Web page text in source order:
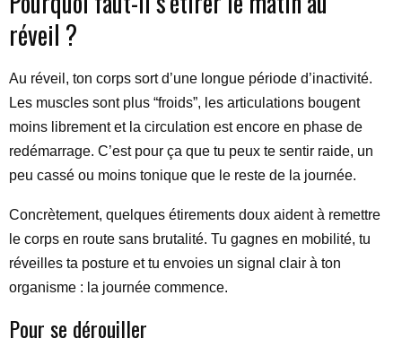
réveil ?
Au réveil, ton corps sort d’une longue période d’inactivité.
Les muscles sont plus “froids”, les articulations bougent
moins librement et la circulation est encore en phase de
redémarrage. C’est pour ça que tu peux te sentir raide, un
peu cassé ou moins tonique que le reste de la journée.
Concrètement, quelques étirements doux aident à remettre
le corps en route sans brutalité. Tu gagnes en mobilité, tu
réveilles ta posture et tu envoies un signal clair à ton
organisme : la journée commence.
Pour se dérouiller